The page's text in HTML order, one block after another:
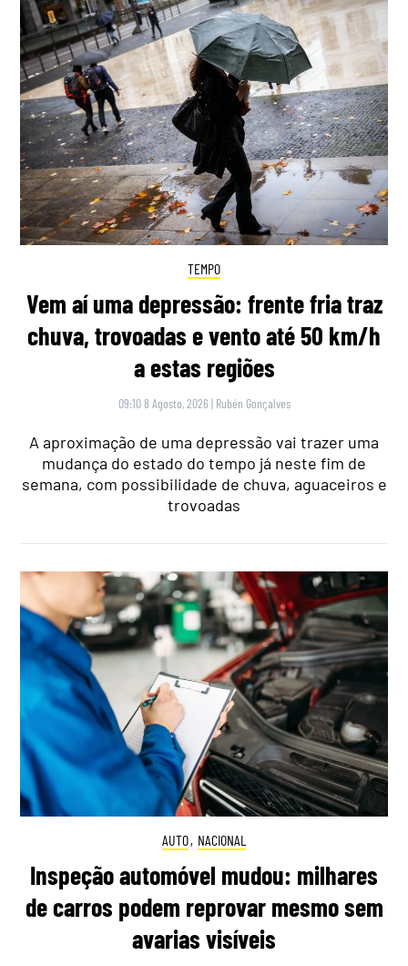
TEMPO
Vem aí uma depressão: frente fria traz
chuva, trovoadas e vento até 50 km/h
a estas regiões
09:10 8 Agosto, 2026 | Rubén Gonçalves
A aproximação de uma depressão vai trazer uma
mudança do estado do tempo já neste fim de
semana, com possibilidade de chuva, aguaceiros e
trovoadas
AUTO, NACIONAL
Inspeção automóvel mudou: milhares
de carros podem reprovar mesmo sem
avarias visíveis